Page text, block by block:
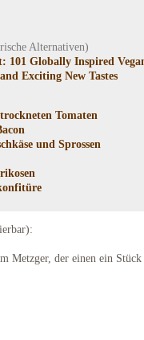
Alternativen)
101 Globally Inspired
Exciting New Tastes
Tomaten
und Sprossen
Metzger, der einen ein Stück